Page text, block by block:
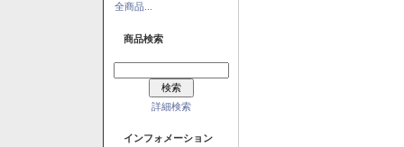
全商品...
商品検索
詳細検索
インフォメーション